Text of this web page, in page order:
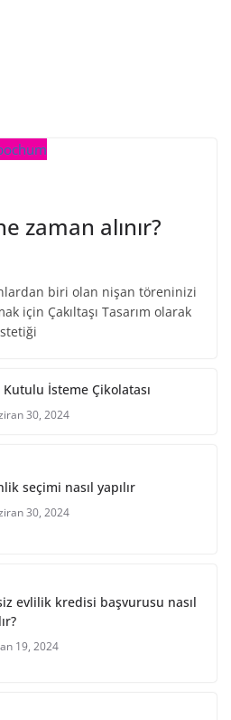
zaman alınır?
biri olan nişan töreninizi
için Çakıltaşı Tasarım olarak
Kutulu İsteme Çikolatası
30, 2024
seçimi nasıl yapılır
30, 2024
evlilik kredisi başvurusu nasıl
19, 2024